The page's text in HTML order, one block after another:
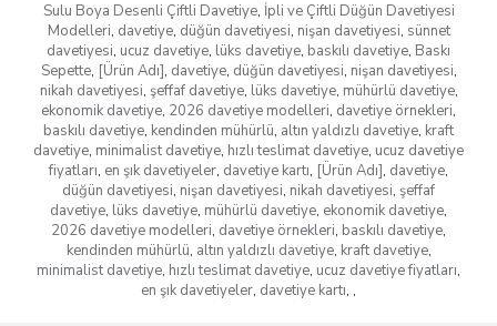
Sulu Boya Desenli Çiftli Davetiye, İpli ve Çiftli Düğün Davetiyesi
Modelleri, davetiye, düğün davetiyesi, nişan davetiyesi, sünnet
davetiyesi, ucuz davetiye, lüks davetiye, baskılı davetiye, Baskı
Sepette, [Ürün Adı], davetiye, düğün davetiyesi, nişan davetiyesi,
nikah davetiyesi, şeffaf davetiye, lüks davetiye, mühürlü davetiye,
ekonomik davetiye, 2026 davetiye modelleri, davetiye örnekleri,
baskılı davetiye, kendinden mühürlü, altın yaldızlı davetiye, kraft
davetiye, minimalist davetiye, hızlı teslimat davetiye, ucuz davetiye
fiyatları, en şık davetiyeler, davetiye kartı, [Ürün Adı], davetiye,
düğün davetiyesi, nişan davetiyesi, nikah davetiyesi, şeffaf
davetiye, lüks davetiye, mühürlü davetiye, ekonomik davetiye,
2026 davetiye modelleri, davetiye örnekleri, baskılı davetiye,
kendinden mühürlü, altın yaldızlı davetiye, kraft davetiye,
minimalist davetiye, hızlı teslimat davetiye, ucuz davetiye fiyatları,
en şık davetiyeler, davetiye kartı, ,